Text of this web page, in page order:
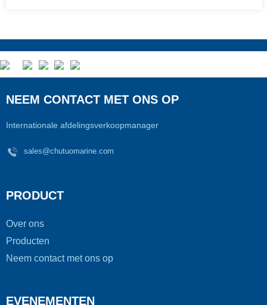
NEEM CONTACT MET ONS OP
Internationale afdelingsverkoopmanager
sales@chutuomarine.com
PRODUCT
Over ons
Producten
Neem contact met ons op
EVENEMENTEN